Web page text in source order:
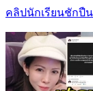
คลิปนักเรียนชักปื